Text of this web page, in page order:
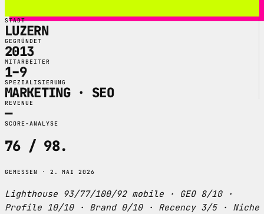
STADT
LUZERN
GEGRÜNDET
2013
MITARBEITER
1–9
SPEZIALISIERUNG
MARKETING · SEO
REVENUE
—
SCORE-ANALYSE
76 / 98.
GEMESSEN · 2. MAI 2026
Lighthouse 93/77/100/92 mobile · GEO 8/10 ·
Profile 10/10 · Brand 0/10 · Recency 3/5 · Niche